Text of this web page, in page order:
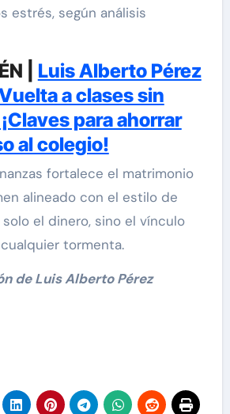
estrés, según análisis
| Luis Alberto Pérez
a clases sin
para ahorrar
al colegio!
fortalece el matrimonio
alineado con el estilo de
el dinero, sino el vínculo
tormenta.
de Luis Alberto Pérez